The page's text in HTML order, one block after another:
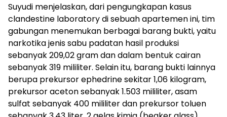
Suyudi menjelaskan, dari pengungkapan kasus
clandestine laboratory di sebuah apartemen ini, tim
gabungan menemukan berbagai barang bukti, yaitu
narkotika jenis sabu padatan hasil produksi
sebanyak 209,02 gram dan dalam bentuk cairan
sebanyak 319 mililiter. Selain itu, barang bukti lainnya
berupa prekursor ephedrine sekitar 1,06 kilogram,
prekursor aceton sebanyak 1.503 mililiter, asam
sulfat sebanyak 400 mililiter dan prekursor toluen